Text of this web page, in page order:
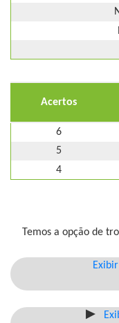
Acertos
6
5
4
Temos a opção de